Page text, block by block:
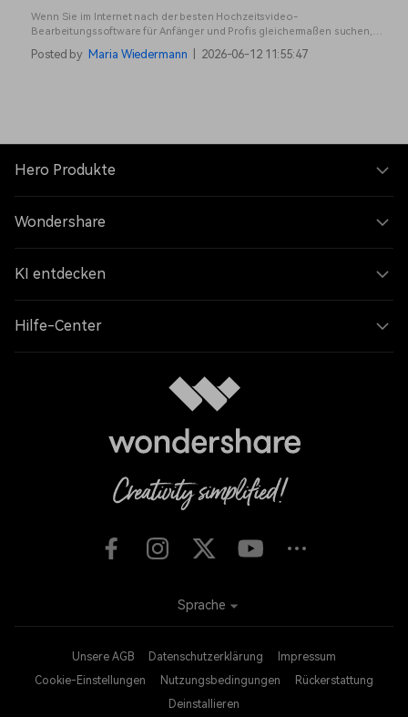
Wenn Sie im Internet nach der besten Hochzeitsvideo-
Bearbeitungssoftware für Anfänger und Profis gleichermaßen suchen,
haben wir das perfekte Werkzeug für Sie.
Posted by Maria Wiedermann 2026-06-12 11:55:47
Hero Produkte
Wondershare
KI entdecken
Hilfe-Center
Unsere AGB Datenschutzerklärung
Impressum
Cookie-Einstellungen
Nutzungsbedingungen
Rückerstattung
Deinstallieren
Sprache